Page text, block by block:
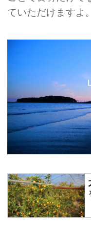
ていただけますよ。